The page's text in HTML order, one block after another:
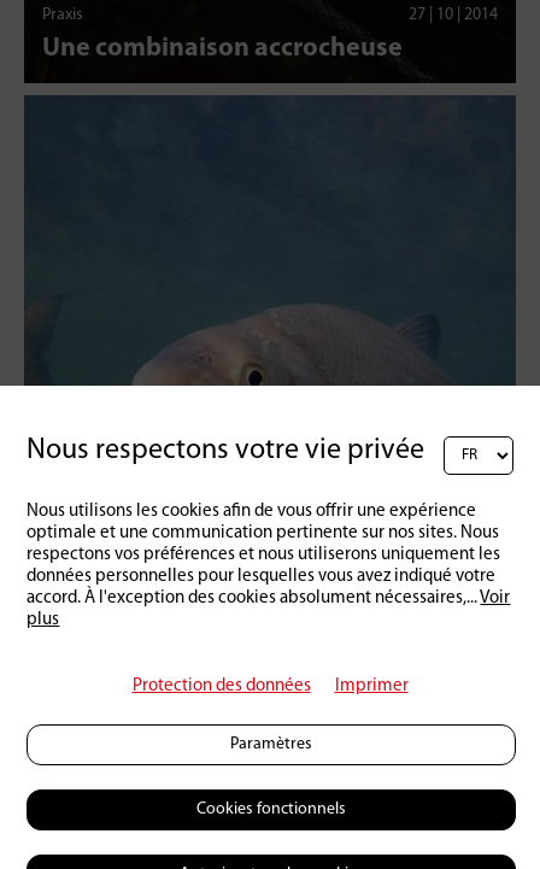
Praxis 27 | 10 | 2014
Une combinaison accrocheuse
Schweiz 05 | 05 | 2014
N'entrez pas dans la frayère de la Nase
Nous respectons votre vie privée
Nous utilisons les cookies afin de vous offrir une expérience
optimale et une communication pertinente sur nos sites. Nous
respectons vos préférences et nous utiliserons uniquement les
données personnelles pour lesquelles vous avez indiqué votre
accord. À l'exception des cookies absolument nécessaires,...Voir
plus
Protection des données Imprimer
Paramètres
Cookies fonctionnels